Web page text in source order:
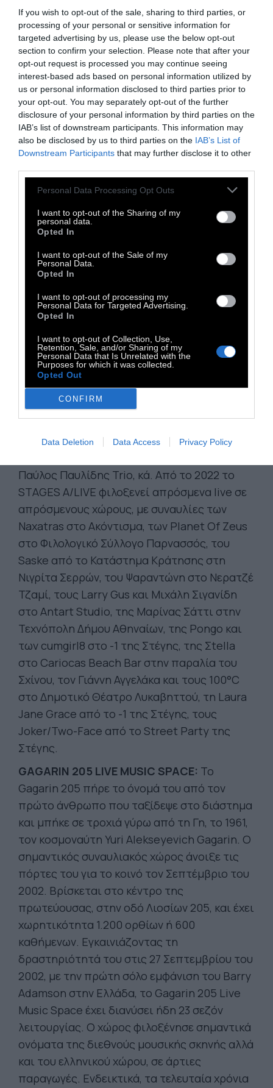
If you wish to opt-out of the sale, sharing to third parties, or
processing of your personal or sensitive information for
targeted advertising by us, please use the below opt-out
section to confirm your selection. Please note that after your
opt-out request is processed you may continue seeing
interest-based ads based on personal information utilized by
us or personal information disclosed to third parties prior to
your opt-out. You may separately opt-out of the further
disclosure of your personal information by third parties on the
IAB’s list of downstream participants. This information may
also be disclosed by us to third parties on the IAB’s List of
Downstream Participants that may further disclose it to other
Personal Data Processing Opt Outs
I want to opt-out of the Sharing of my
personal data.
Opted In
I want to opt-out of the Sale of my
Personal Data.
Opted In
I want to opt-out of processing my
Personal Data for Targeted Advertising.
Opted In
I want to opt-out of Collection, Use,
Retention, Sale, and/or Sharing of my
Personal Data that Is Unrelated with the
Purposes for which it was collected.
Opted Out
CONFIRM
Data Deletion Data Access Privacy Policy
Music Space έχει διανύσει ήδη 23 σεζόν
λειτουργίας. Ο χώρος φιλοξένησε σημαντικά
ονόματα της διεθνούς μουσικής σκηνής αλλά
και του ελληνικού χώρου, σε άρτιες
παραγωγές. Ενδεικτικά, τα τελευταία χρόνια
πραγματοποιήθηκαν περισσότερες από
2.500 διαφορετικές εκδηλώσεις, που
περιλάμβαναν συναυλίες από όλο το φάσμα
της σύγχρονης ελληνικής και ξένης σκηνής,
DJ sets, μουσικά και κινηματογραφικά
φεστιβάλ, αφιερώματα σε σκηνοθέτες και
προβολές ταινιών, πάρτι δισκογραφικών
εταιρειών, κ.λπ. Με έναν μέσο όρο άνω των
100.000 εισιτηρίων ετησίως, το Gagarin 205
στον συναυλιακό και, γενικότερα, τον
καλλιτεχνικό χάρτη της πρωτεύουσας.
Το STAGES A/LIVE είναι μια πρωτοβουλία
του Onassis Culture
διάρκεια του πρώτου lockdown. Η
ανεξάρτητη μουσική σκηνή της Αθήνας, της
Θεσσαλονίκης και άλλων πόλεων
ξαναζωντάνεψε μέσα από συναυλίες. Το
STAGES A/LIVE έκανε πρεμιέρα στο YouTube
τον Ιανουάριο του 2021. Χιλιάδες
μουσικόφιλοι έζησαν διαδικτυακά τα live των
Παύλος Παυλίδης Trio, κά. Από το 2022 το
STAGES A/LIVE φιλοξενεί απρόσμενα live σε
απρόσμενους χώρους, με συναυλίες των
Naxatras στο Ακόντισμα, των Planet Of Zeus
στο Φιλολογικό Σύλλογο Παρνασσός, του
Saske από το Κατάστημα Κράτησης στη
Νιγρίτα Σερρών, του Ψαραντώνη στο Νερατζέ
Τζαμί, τους Larry Gus και Μιχάλη Σιγανίδη
στo Antart Studio, της Μαρίνας Σάττι στην
Τεχνόπολη Δήμου Αθηναίων, της Pongo και
των cumgirl8 στο -1 της Στέγης, της Σtella
στο Cariocas Beach Bar στην παραλία του
Σχίνου, τον Γιάννη Αγγελάκα και τους 100°C
στο Δημοτικό Θέατρο Λυκαβηττού, τη Laura
Jane Grace από το -1 της Στέγης, τους
Joker/Two-Face από το Street Party της
Στέγης.
GAGARIN 205 LIVE MUSIC SPACE: Το
Gagarin 205 πήρε το όνομά του από τον
πρώτο άνθρωπο που ταξίδεψε στο διάστημα
και μπήκε σε τροχιά γύρω από τη Γη, το 1961,
τον κοσμοναύτη Yuri Alekseyevich Gagarin. Ο
σημαντικός συναυλιακός χώρος άνοιξε τις
πόρτες του για το κοινό τον Σεπτέμβριο του
2002. Βρίσκεται στο κέντρο της
πρωτεύουσας, στην οδό Λιοσίων 205, και έχει
χωρητικότητα 1.200 ορθίων ή 600
καθήμενων. Εγκαινιάζοντας τη
δραστηριότητά του στις 27 Σεπτεμβρίου του
2002, με την πρώτη σόλο εμφάνιση του Barry
Adamson στην Ελλάδα, το Gagarin 205 Live
Music Space έχει διανύσει ήδη 23 σεζόν
λειτουργίας. Ο χώρος φιλοξένησε σημαντικά
ονόματα της διεθνούς μουσικής σκηνής αλλά
και του ελληνικού χώρου, σε άρτιες
παραγωγές. Ενδεικτικά, τα τελευταία χρόνια